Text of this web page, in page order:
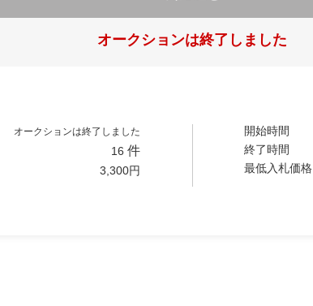
オークションは終了しました
オークションは終了しました
16 件
3,300円
開始時間
終了時間
最低入札価格